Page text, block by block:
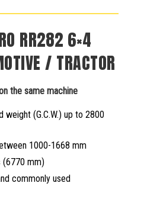
RR282 6×4
/ TRACTOR
the same machine
weight (G.C.W.) up to 2800
1000-1668 mm
(6770 mm)
commonly used